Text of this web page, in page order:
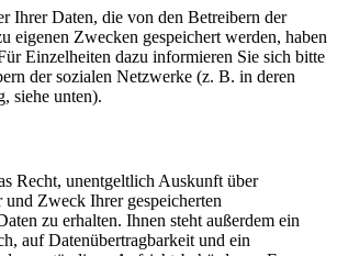
Ihrer Daten, die von den Betreibern der
eigenen Zwecken gespeichert werden, haben
Einzelheiten dazu informieren Sie sich bitte
der sozialen Netzwerke (z. B. in deren
siehe unten).
Recht, unentgeltlich Auskunft über
Zweck Ihrer gespeicherten
zu erhalten. Ihnen steht außerdem ein
auf Datenübertragbarkeit und ein